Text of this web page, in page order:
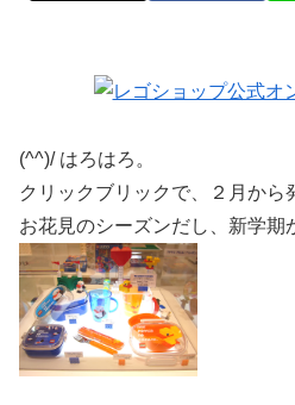
(^^)/ はろはろ。
クリックブリックで、２月から
お花見のシーズンだし、新学期